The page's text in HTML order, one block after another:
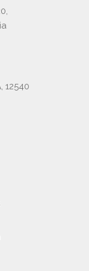
12540